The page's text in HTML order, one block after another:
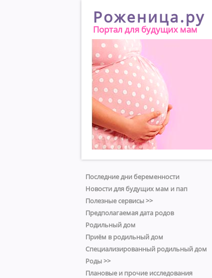
Роженица.ру
Портал для будущих мам
Последние дни беременности
Новости для будущих мам и пап
Полезные сервисы >>
Предполагаемая дата родов
Родильный дом
Приём в родильный дом
Специализированный родильный дом
Роды >>
Плановые и прочие исследования